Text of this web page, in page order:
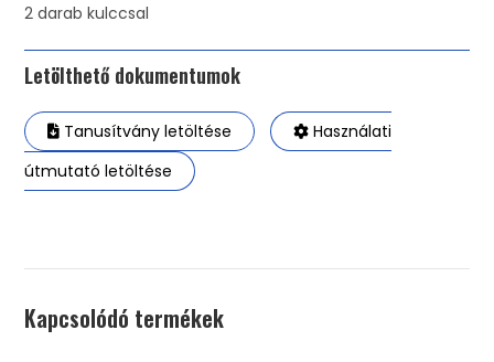
2 darab kulccsal
Letölthető dokumentumok
Tanusítvány letöltése
Használati
útmutató letöltése
Kapcsolódó termékek